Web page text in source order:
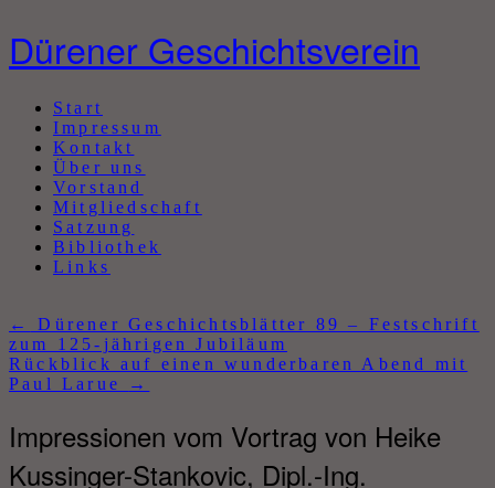
Dürener Geschichtsverein
Abbrechen
Start
Impressum
Kontakt
Über uns
Vorstand
Mitgliedschaft
Satzung
Bibliothek
Links
←
Dürener Geschichtsblätter 89 – Festschrift
zum 125-jährigen Jubiläum
Rückblick auf einen wunderbaren Abend mit
Paul Larue
→
Impressionen vom Vortrag von Heike
Kussinger-Stankovic, Dipl.-Ing.